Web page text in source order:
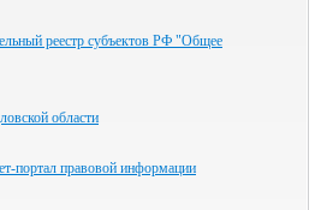
реестр субъектов РФ "Общее
области
портал правовой информации